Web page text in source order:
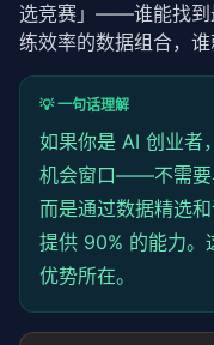
选竞赛」——谁能找到
练效率的数据组合，
💡 一句话理解
如果你是 AI 创业者
机会窗口——不需要
而是通过数据精选
提供 90% 的能力。
优势所在。